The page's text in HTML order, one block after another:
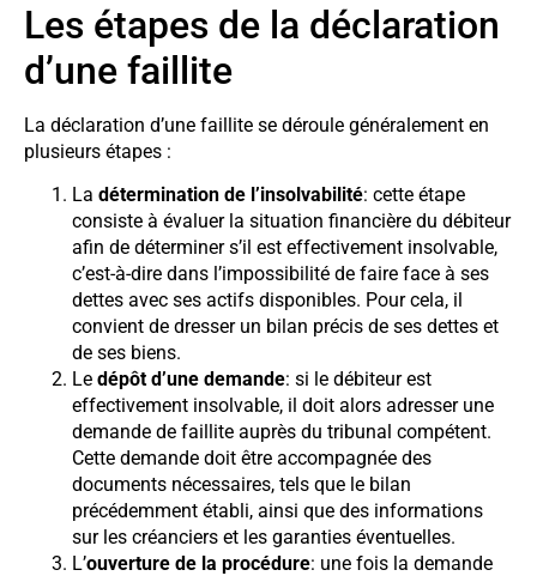
Les étapes de la déclaration
d’une faillite
La déclaration d’une faillite se déroule généralement en
plusieurs étapes :
La détermination de l’insolvabilité: cette étape
consiste à évaluer la situation financière du débiteur
afin de déterminer s’il est effectivement insolvable,
c’est-à-dire dans l’impossibilité de faire face à ses
dettes avec ses actifs disponibles. Pour cela, il
convient de dresser un bilan précis de ses dettes et
de ses biens.
Le dépôt d’une demande: si le débiteur est
effectivement insolvable, il doit alors adresser une
demande de faillite auprès du tribunal compétent.
Cette demande doit être accompagnée des
documents nécessaires, tels que le bilan
précédemment établi, ainsi que des informations
sur les créanciers et les garanties éventuelles.
L’ouverture de la procédure: une fois la demande